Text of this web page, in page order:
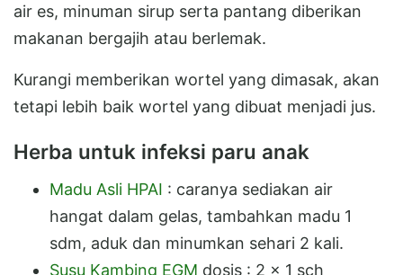
air es, minuman sirup serta pantang diberikan
makanan bergajih atau berlemak.
Kurangi memberikan wortel yang dimasak, akan
tetapi lebih baik wortel yang dibuat menjadi jus.
Herba untuk infeksi paru anak
Madu Asli HPAI : caranya sediakan air
hangat dalam gelas, tambahkan madu 1
sdm, aduk dan minumkan sehari 2 kali.
Susu Kambing EGM dosis : 2 x 1 sch